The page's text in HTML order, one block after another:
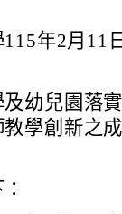
年2月11
幼兒園落
學創新之